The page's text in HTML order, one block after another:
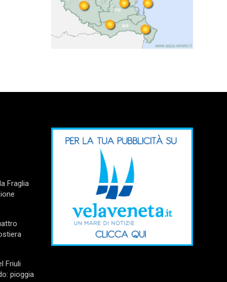
Fraglia
Friuli
pioggia